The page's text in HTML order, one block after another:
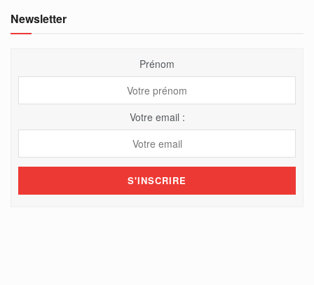
Newsletter
Prénom
Votre email :